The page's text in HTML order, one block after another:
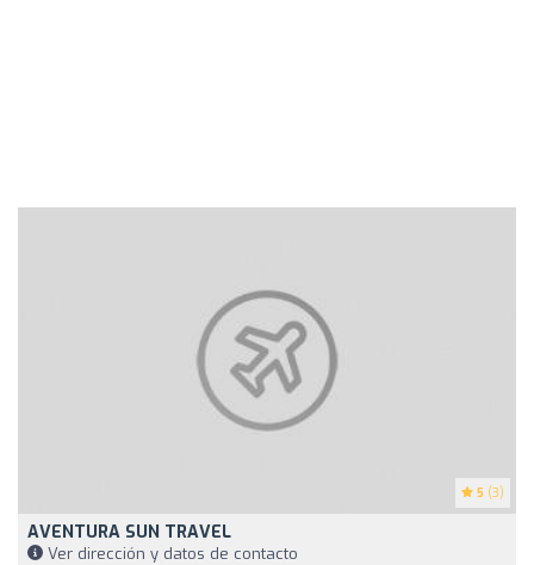
5 (3)
AVENTURA SUN TRAVEL
Ver dirección y datos de contacto